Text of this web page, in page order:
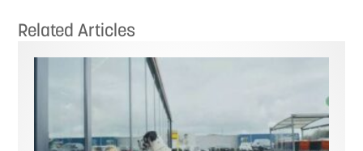
Related Articles